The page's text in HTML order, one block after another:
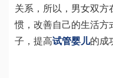
关系，所以，男女双方
惯，改善自己的生活方
子，提高试管婴儿的成